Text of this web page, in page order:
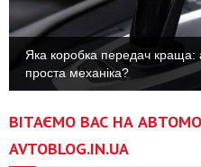
Яка коробка передач краща:
проста механіка?
ВІТАЄМО ВАС НА
AVTOBLOG.IN.UA